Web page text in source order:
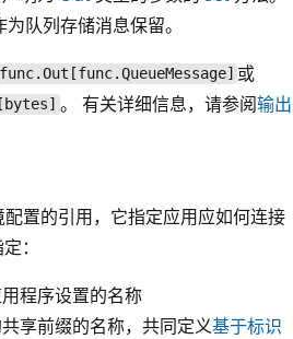
队列存储消息保留。
func.Out[func.QueueMessage] 或
。 有关详细信息，请参阅输出
置的引用，它指定应用应如何连接
：
程序设置的名称
享前缀的名称，共同定义基于标识